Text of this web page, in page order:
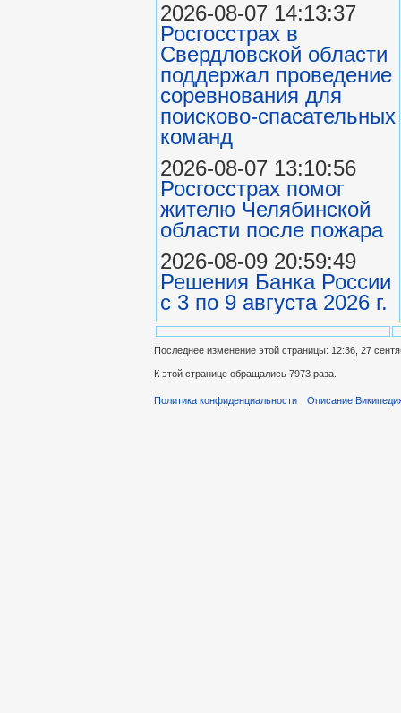
2026-08-07 14:13:37
Росгосстрах в
Свердловской области
поддержал проведение
соревнования для
поисково‑спасательных
команд
2026-08-07 13:10:56
Росгосстрах помог
жителю Челябинской
области после пожара
2026-08-09 20:59:49
Решения Банка России
с 3 по 9 августа 2026 г.
Последнее изменение этой страницы: 12:36, 27
К этой странице обращались 7973 раза.
Политика конфиденциальности Описание